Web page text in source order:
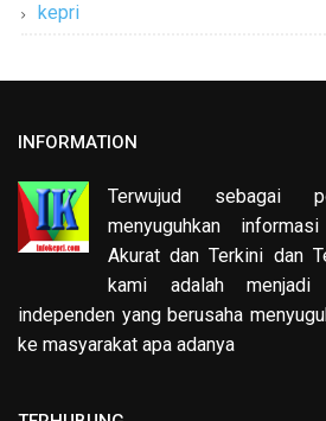
kepri
INFORMATION
Terwujud sebagai
menyuguhkan
Akurat dan Terkini dan
kami adalah
independen yang berusaha
ke masyarakat apa adanya